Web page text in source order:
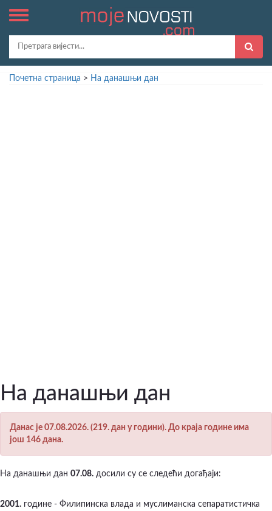
Почетна страница > На данашњи дан
На данашњи дан
Данас је 07.08.2026. (219. дан у години). До краја године има
још 146 дана.
На данашњи дан 07.08. досили су се следећи догађаји:
2001. године - Филипинска влада и муслиманска сепаратистичка